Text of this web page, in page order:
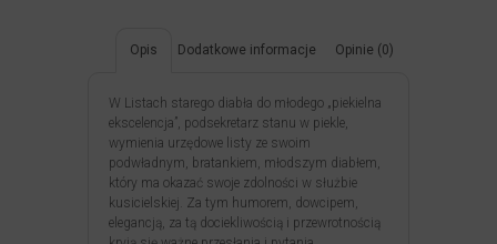
Opis Dodatkowe informacje Opinie (0)
W Listach starego diabła do młodego „piekielna
ekscelencja”, podsekretarz stanu w piekle,
wymienia urzędowe listy ze swoim
podwładnym, bratankiem, młodszym diabłem,
który ma okazać swoje zdolności w służbie
kusicielskiej. Za tym humorem, dowcipem,
elegancją, za tą dociekliwością i przewrotnością